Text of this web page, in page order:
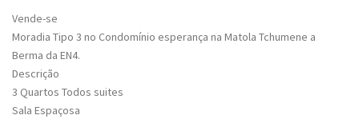
Vende-se
Moradia Tipo 3 no Condomínio esperança na Matola Tchumene a
Berma da EN4.
Descrição
3 Quartos Todos suites
Sala Espaçosa